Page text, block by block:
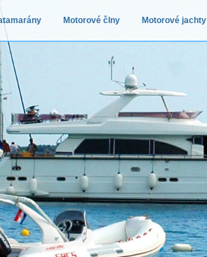
Motorové jachty
Motorové člny